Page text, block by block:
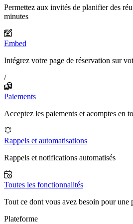
Permettez aux invités de planifier des
minutes
Embed
Intégrez votre page de réservation sur
/
Paiements
Acceptez les paiements et acomptes en
Rappels et automatisations
Rappels et notifications automatisés
Toutes les fonctionnalités
Tout ce dont vous avez besoin pour
Plateforme